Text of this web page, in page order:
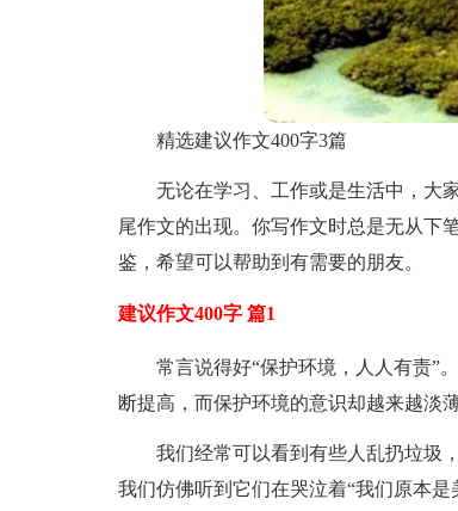
精选建议作文400字3篇
无论在学习、工作或是生活中，大
尾作文的出现。你写作文时总是无从下
鉴，希望可以帮助到有需要的朋友。
建议作文400字 篇1
常言说得好“保护环境，人人有责”
断提高，而保护环境的意识却越来越淡薄
我们经常可以看到有些人乱扔垃圾
我们仿佛听到它们在哭泣着“我们原本